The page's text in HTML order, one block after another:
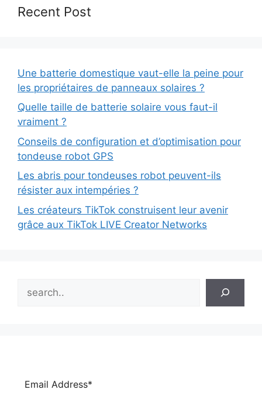
Recent Post
Une batterie domestique vaut-elle la peine pour
les propriétaires de panneaux solaires ?
Quelle taille de batterie solaire vous faut-il
vraiment ?
Conseils de configuration et d’optimisation pour
tondeuse robot GPS
Les abris pour tondeuses robot peuvent-ils
résister aux intempéries ?
Les créateurs TikTok construisent leur avenir
grâce aux TikTok LIVE Creator Networks